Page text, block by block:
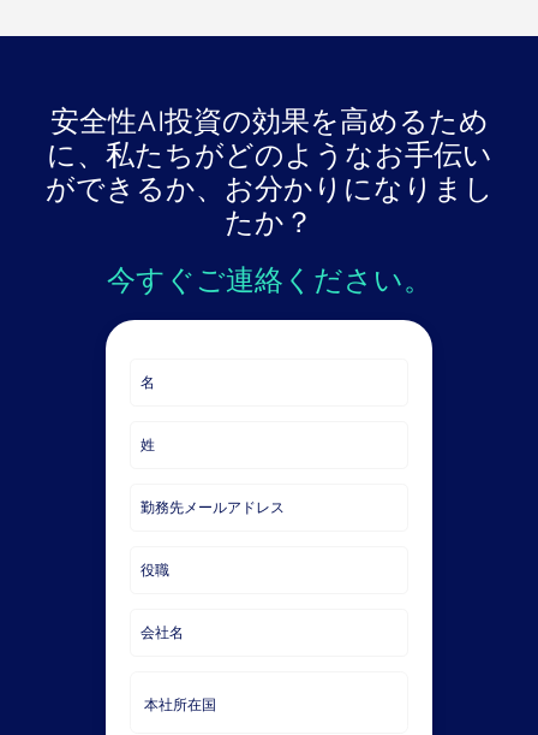
安全性AI投資の効果を高めるため
に、私たちがどのようなお手伝い
ができるか、お分かりになりまし
たか？
今すぐご連絡ください。